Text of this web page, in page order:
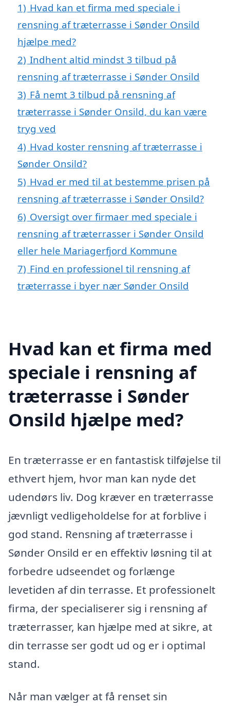
1) Hvad kan et firma med speciale i
rensning af træterrasse i Sønder Onsild
hjælpe med?
2) Indhent altid mindst 3 tilbud på
rensning af træterrasse i Sønder Onsild
3) Få nemt 3 tilbud på rensning af
træterrasse i Sønder Onsild, du kan være
tryg ved
4) Hvad koster rensning af træterrasse i
Sønder Onsild?
5) Hvad er med til at bestemme prisen på
rensning af træterrasse i Sønder Onsild?
6) Oversigt over firmaer med speciale i
rensning af træterrasser i Sønder Onsild
eller hele Mariagerfjord Kommune
7) Find en professionel til rensning af
træterrasse i byer nær Sønder Onsild
Hvad kan et firma med
speciale i rensning af
træterrasse i Sønder
Onsild hjælpe med?
En træterrasse er en fantastisk tilføjelse til
ethvert hjem, hvor man kan nyde det
udendørs liv. Dog kræver en træterrasse
jævnligt vedligeholdelse for at forblive i
god stand. Rensning af træterrasse i
Sønder Onsild er en effektiv løsning til at
forbedre udseendet og forlænge
levetiden af din terrasse. Et professionelt
firma, der specialiserer sig i rensning af
træterrasser, kan hjælpe med at sikre, at
din terrasse ser godt ud og er i optimal
stand.
Når man vælger at få renset sin